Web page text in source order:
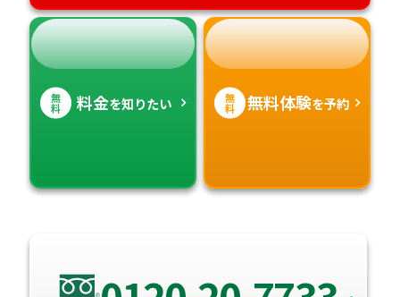
無
料 料金を知りたい 無
料 無料体験を予約